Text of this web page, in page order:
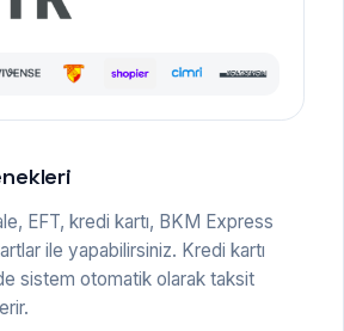
EFT, kredi kartı, BKM Express
ile yapabilirsiniz. Kredi kartı
sistem otomatik olarak taksit